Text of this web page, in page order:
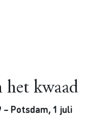
het kwaad
Potsdam, 1 juli